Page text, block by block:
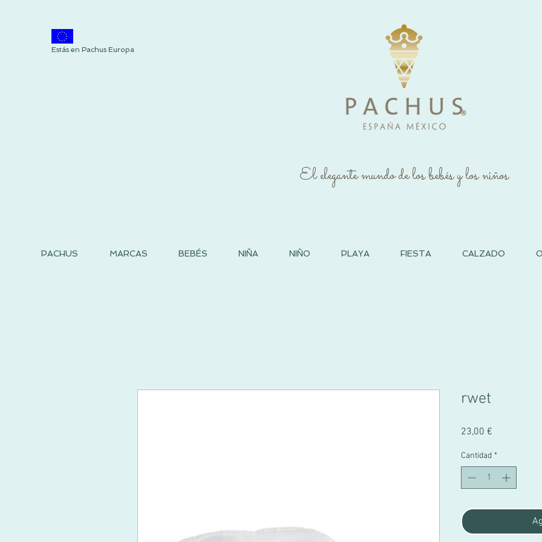
Estás en Pachus Europa
®
El elegante mundo de los bebés y los niños
PACHUS MARCAS BEBÉS NIÑA NIÑO PLAYA FIESTA CALZADO
rwet
23,00 €
Cantidad *